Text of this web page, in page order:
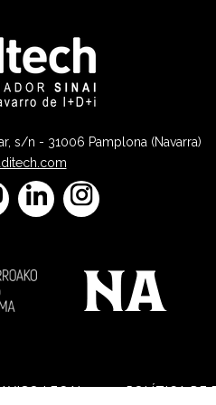
s/n - 31006 Pamplona (Navarra)
AVISO LEGAL POLÍTICA DE